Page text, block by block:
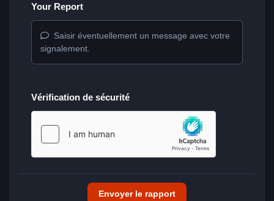
Your Report
Saisir éventuellement un message avec votre
signalement.
Vérification de sécurité
Envoyer le rapport